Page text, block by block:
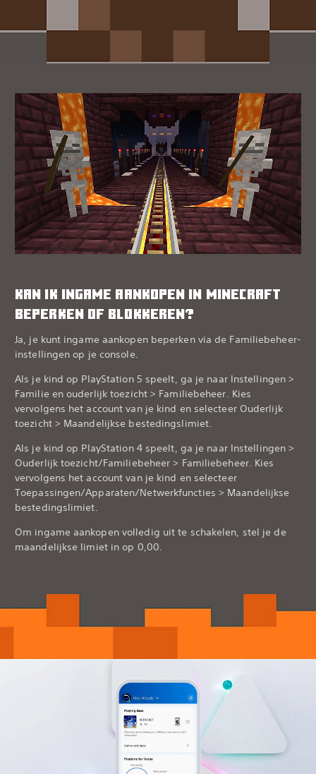
KAN IK INGAME AANKOPEN IN MINECRAFT
BEPERKEN OF BLOKKEREN?
Ja, je kunt ingame aankopen beperken via de Familiebeheer-
instellingen op je console.‎
Als je kind op PlayStation 5 speelt, ga je naar Instellingen >
Familie en ouderlijk toezicht > Familiebeheer. Kies
vervolgens het account van je kind en selecteer Ouderlijk
toezicht > Maandelijkse bestedingslimiet.‎
Als je kind op PlayStation 4 speelt, ga je naar Instellingen >
Ouderlijk toezicht/Familiebeheer > Familiebeheer. Kies
vervolgens het account van je kind en selecteer
Toepassingen/Apparaten/Netwerkfuncties > Maandelijkse
bestedingslimiet.
Om ingame aankopen volledig uit te schakelen, stel je de
maandelijkse limiet in op 0,00.